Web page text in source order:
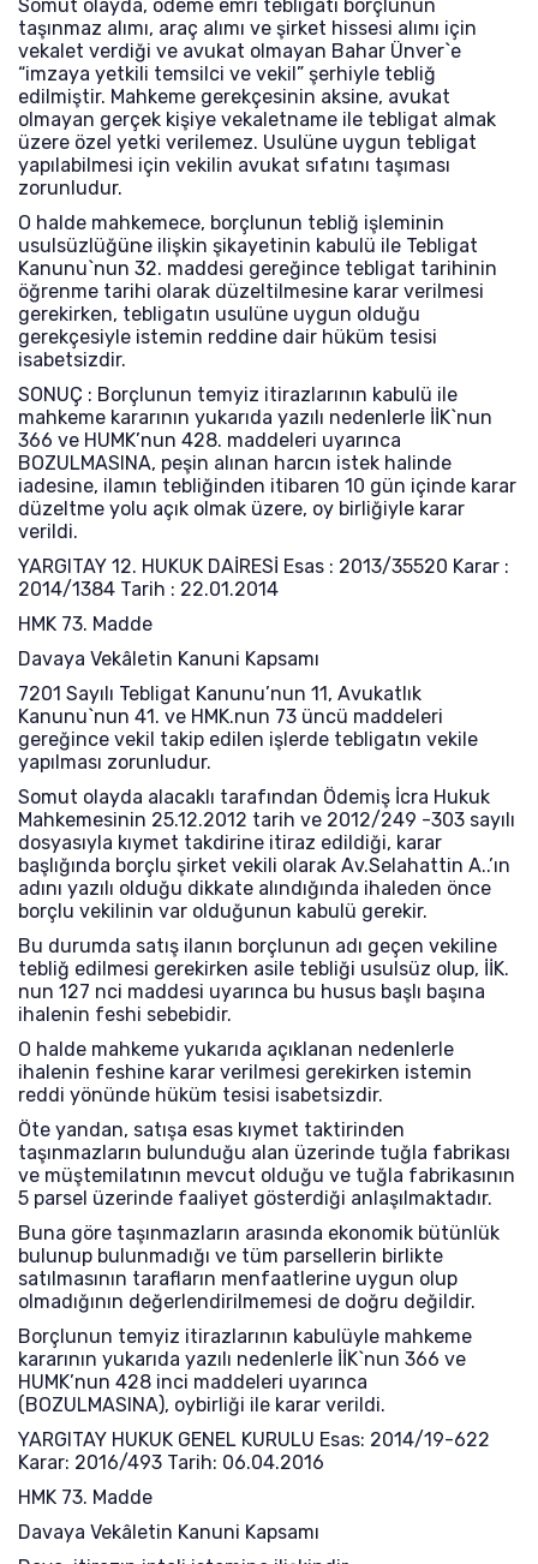
Somut olayda, ödeme emri tebligatı borçlunun
taşınmaz alımı, araç alımı ve şirket hissesi alımı için
vekalet verdiği ve avukat olmayan Bahar Ünver`e
“imzaya yetkili temsilci ve vekil” şerhiyle tebliğ
edilmiştir. Mahkeme gerekçesinin aksine, avukat
olmayan gerçek kişiye vekaletname ile tebligat almak
üzere özel yetki verilemez. Usulüne uygun tebligat
yapılabilmesi için vekilin avukat sıfatını taşıması
zorunludur.
O halde mahkemece, borçlunun tebliğ işleminin
usulsüzlüğüne ilişkin şikayetinin kabulü ile Tebligat
Kanunu`nun 32. maddesi gereğince tebligat tarihinin
öğrenme tarihi olarak düzeltilmesine karar verilmesi
gerekirken, tebligatın usulüne uygun olduğu
gerekçesiyle istemin reddine dair hüküm tesisi
isabetsizdir.
SONUÇ : Borçlunun temyiz itirazlarının kabulü ile
mahkeme kararının yukarıda yazılı nedenlerle İİK`nun
366 ve HUMK’nun 428. maddeleri uyarınca
BOZULMASINA, peşin alınan harcın istek halinde
iadesine, ilamın tebliğinden itibaren 10 gün içinde karar
düzeltme yolu açık olmak üzere, oy birliğiyle karar
verildi.
YARGITAY 12. HUKUK DAİRESİ Esas : 2013/35520 Karar :
2014/1384 Tarih : 22.01.2014
HMK 73. Madde
Davaya Vekâletin Kanuni Kapsamı
7201 Sayılı Tebligat Kanunu’nun 11, Avukatlık
Kanunu`nun 41. ve HMK.nun 73 üncü maddeleri
gereğince vekil takip edilen işlerde tebligatın vekile
yapılması zorunludur.
Somut olayda alacaklı tarafından Ödemiş İcra Hukuk
Mahkemesinin 25.12.2012 tarih ve 2012/249 -303 sayılı
dosyasıyla kıymet takdirine itiraz edildiği, karar
başlığında borçlu şirket vekili olarak Av.Selahattin A..’ın
adını yazılı olduğu dikkate alındığında ihaleden önce
borçlu vekilinin var olduğunun kabulü gerekir.
Bu durumda satış ilanın borçlunun adı geçen vekiline
tebliğ edilmesi gerekirken asile tebliği usulsüz olup, İİK.
nun 127 nci maddesi uyarınca bu husus başlı başına
ihalenin feshi sebebidir.
O halde mahkeme yukarıda açıklanan nedenlerle
ihalenin feshine karar verilmesi gerekirken istemin
reddi yönünde hüküm tesisi isabetsizdir.
Öte yandan, satışa esas kıymet taktirinden
taşınmazların bulunduğu alan üzerinde tuğla fabrikası
ve müştemilatının mevcut olduğu ve tuğla fabrikasının
5 parsel üzerinde faaliyet gösterdiği anlaşılmaktadır.
Buna göre taşınmazların arasında ekonomik bütünlük
bulunup bulunmadığı ve tüm parsellerin birlikte
satılmasının tarafların menfaatlerine uygun olup
olmadığının değerlendirilmemesi de doğru değildir.
Borçlunun temyiz itirazlarının kabulüyle mahkeme
kararının yukarıda yazılı nedenlerle İİK`nun 366 ve
HUMK’nun 428 inci maddeleri uyarınca
(BOZULMASINA), oybirliği ile karar verildi.
YARGITAY HUKUK GENEL KURULU Esas: 2014/19-622
Karar: 2016/493 Tarih: 06.04.2016
HMK 73. Madde
Davaya Vekâletin Kanuni Kapsamı